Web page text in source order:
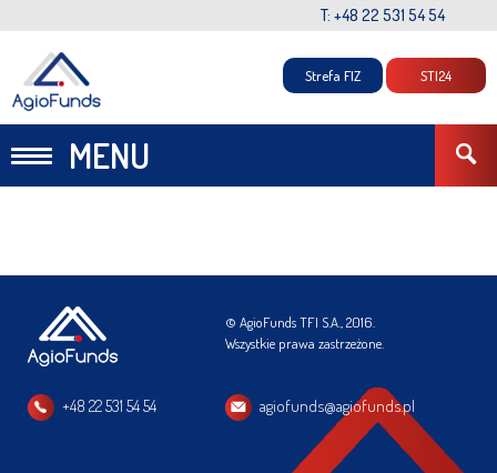
T: +48 22 531 54 54
MENU
Strefa FIZ STI24
© AgioFunds TFI S.A., 2016.
Wszystkie prawa zastrzeżone.
+48 22 531 54 54 agiofunds@agiofunds.pl